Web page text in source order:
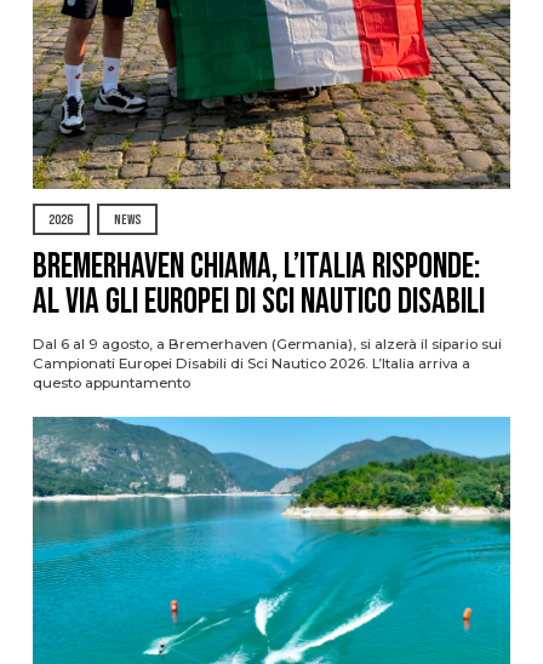
2026 NEWS
Bremerhaven chiama, l’Italia risponde:
al via gli Europei di Sci Nautico Disabili
Dal 6 al 9 agosto, a Bremerhaven (Germania), si alzerà il sipario sui
Campionati Europei Disabili di Sci Nautico 2026. L’Italia arriva a
questo appuntamento